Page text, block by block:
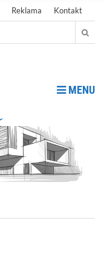
Reklama Kontakt
MENU